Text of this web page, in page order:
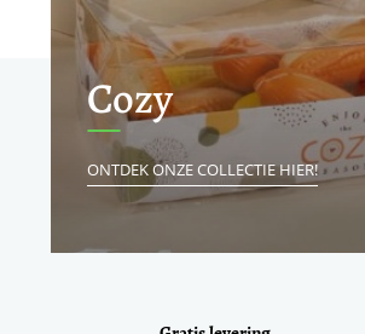
Cozy
ONTDEK ONZE COLLECTIE HIER!